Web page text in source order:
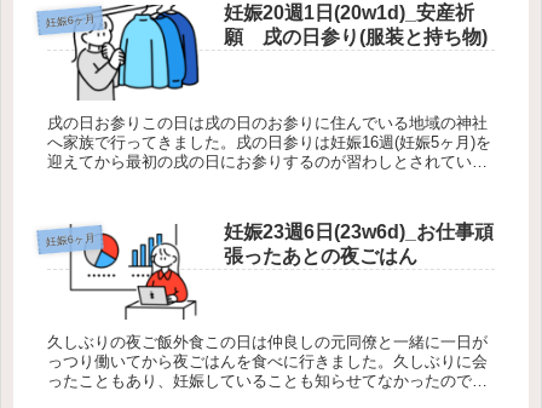
妊娠6ヶ月
妊娠20週1日(20w1d)_安産祈
願 戌の日参り(服装と持ち物)
戌の日お参りこの日は戌の日のお参りに住んでいる地域の神社
へ家族で行ってきました。戌の日参りは妊娠16週(妊娠5ヶ月)を
迎えてから最初の戌の日にお参りするのが習わしとされている
妊娠6ヶ月
妊娠23週6日(23w6d)_お仕事頑
張ったあとの夜ごはん
久しぶりの夜ご飯外食この日は仲良しの元同僚と一緒に一日が
っつり働いてから夜ごはんを食べに行きました。久しぶりに会
ったこともあり、妊娠していることも知らせてなかったのでお